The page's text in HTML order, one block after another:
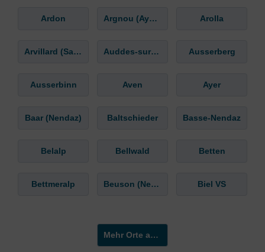
Ardon Argnou (Ayent) Arolla
Arvillard (Salins) Auddes-sur-Riddes Ausserberg
Ausserbinn Aven Ayer
Baar (Nendaz) Baltschieder Basse-Nendaz
Belalp Bellwald Betten
Bettmeralp Beuson (Nendaz) Biel VS
Mehr Orte anzeigen »